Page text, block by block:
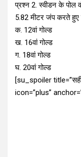
प्रश्न 2. स्वीडन के पोल
5.82 मीटर जंप करते हुए
क. 12वां गोल्ड
ख. 16वां गोल्ड
ग. 18वां गोल्ड
घ. 20वां गोल्ड
[su_spoiler
icon=”plus”